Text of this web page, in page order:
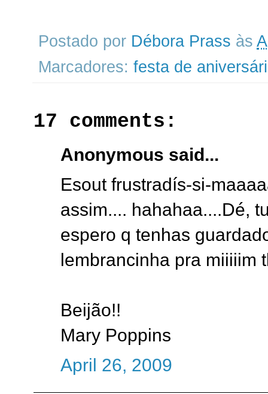
Postado por Débora Prass às
Marcadores: festa de
17 comments:
Anonymous said...
Esout frustradís-si-
assim.... hahahaa....Dé,
espero q tenhas
lembrancinha pra miiiiim
Beijão!!
Mary Poppins
April 26, 2009